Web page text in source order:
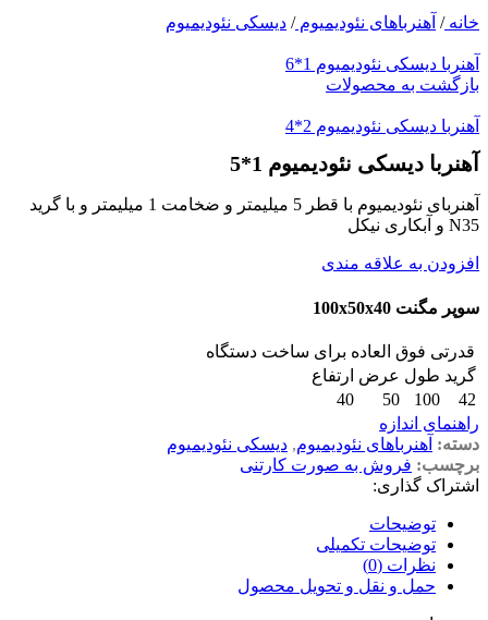
خانه/ آهنرباهای نئودیمیوم/ دیسکی نئودیمیوم
آهنربا دیسکی نئودیمیوم 1*6
بازگشت به محصولات
آهنربا دیسکی نئودیمیوم 2*4
آهنربا دیسکی نئودیمیوم 1*5
آهنربای نئودیمیوم با قطر 5 میلیمتر و ضخامت 1 میلیمتر و با گرید
N35 و آبکاری نیکل
افزودن به علاقه مندی
سوپر مگنت 100x50x40
قدرتی فوق العاده برای ساخت دستگاه
گرید طول عرض ارتفاع
42
100
50
40
راهنمای اندازه
دسته: آهنرباهای نئودیمیوم, دیسکی نئودیمیوم
برچسب: فروش به صورت کارتنی
اشتراک گذاری:
توضیحات
توضیحات تکمیلی
نظرات (0)
حمل و نقل و تحویل محصول